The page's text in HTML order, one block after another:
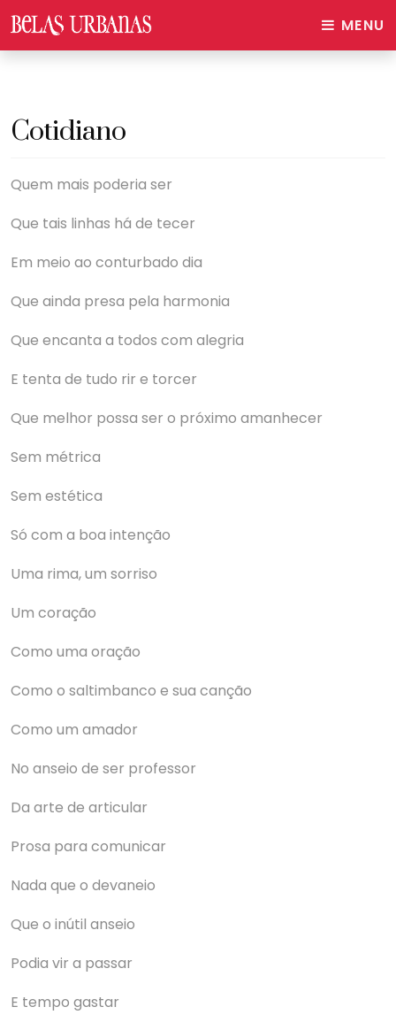
MENU
Cotidiano
Quem mais poderia ser
Que tais linhas há de tecer
Em meio ao conturbado dia
Que ainda presa pela harmonia
Que encanta a todos com alegria
E tenta de tudo rir e torcer
Que melhor possa ser o próximo amanhecer
Sem métrica
Sem estética
Só com a boa intenção
Uma rima, um sorriso
Um coração
Como uma oração
Como o saltimbanco e sua canção
Como um amador
No anseio de ser professor
Da arte de articular
Prosa para comunicar
Nada que o devaneio
Que o inútil anseio
Podia vir a passar
E tempo gastar